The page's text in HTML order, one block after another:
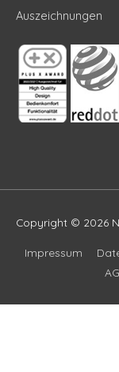
Auszeichnungen
Copyright © 2026
Impressum